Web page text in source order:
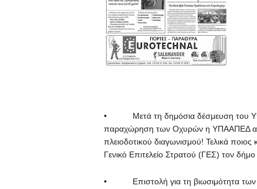
• Μετά τη δημόσια δέσμευση του Υπ.
παραχώρηση των Οχυρών η ΥΠΑΑΠΕΔ
πλειοδοτικού διαγωνισμού! Τελικά ποιος
Γενικό Επιτελείο Στρατού (ΓΕΣ) τον
• Επιστολή για τη βιωσιμότητα των